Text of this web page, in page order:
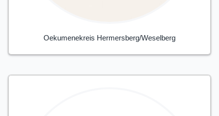
Oekumenekreis Hermersberg/Weselberg